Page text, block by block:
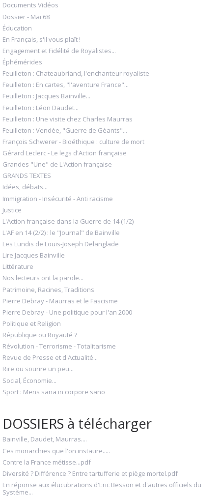
Documents Vidéos
Dossier - Mai 68
Éducation
En Français, s'il vous plaît !
Engagement et Fidélité de Royalistes...
Éphémérides
Feuilleton : Chateaubriand, l'enchanteur royaliste
Feuilleton : En cartes, "l'aventure France"...
Feuilleton : Jacques Bainville...
Feuilleton : Léon Daudet...
Feuilleton : Une visite chez Charles Maurras
Feuilleton : Vendée, "Guerre de Géants"...
François Schwerer - Bioéthique : culture de mort
Gérard Leclerc - Le legs d'Action française
Grandes "Une" de L'Action française
GRANDS TEXTES
Idées, débats...
Immigration - Insécurité - Anti racisme
Justice
L'Action française dans la Guerre de 14 (1/2)
L'AF en 14 (2/2) : le "Journal" de Bainville
Les Lundis de Louis-Joseph Delanglade
Lire Jacques Bainville
Littérature
Nos lecteurs ont la parole...
Patrimoine, Racines, Traditions
Pierre Debray - Maurras et le Fascisme
Pierre Debray - Une politique pour l'an 2000
Politique et Religion
République ou Royauté ?
Révolution - Terrorisme - Totalitarisme
Revue de Presse et d'Actualité...
Rire ou sourire un peu...
Social, Économie...
Sport : Mens sana in corpore sano
DOSSIERS à télécharger
Bainville, Daudet, Maurras....
Ces monarchies que l'on instaure.....
Contre la France métisse...pdf
Diversité ? Différence ? Entre tartufferie et piège mortel.pdf
En réponse aux élucubrations d'Eric Besson et d'autres officiels du
Système...